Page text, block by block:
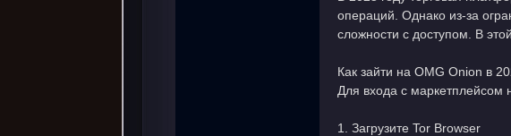
операций. Однако из-за
сложности с доступом. В
Как зайти на OMG Onion в
Для входа с маркетплейсом
1. Загрузите Tor Browser